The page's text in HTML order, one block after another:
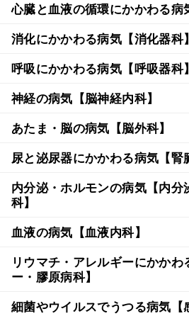
心臓と血液の循環にかかわる病
消化にかかわる病気【消化器科】
呼吸にかかわる病気【呼吸器科】
神経の病気【脳神経内科】
あたま・脳の病気【脳外科】
尿と泌尿器にかかわる病気【腎
内分泌・ホルモンの病気【内分
科】
血液の病気【血液内科】
リウマチ・アレルギーにかか
ー・膠原病科】
細菌やウイルスでうつる病気【